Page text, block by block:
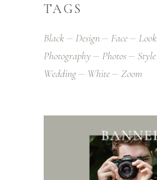
TAGS
Black Design Face Look
Photography
Photos Style
Wedding
White Zoom